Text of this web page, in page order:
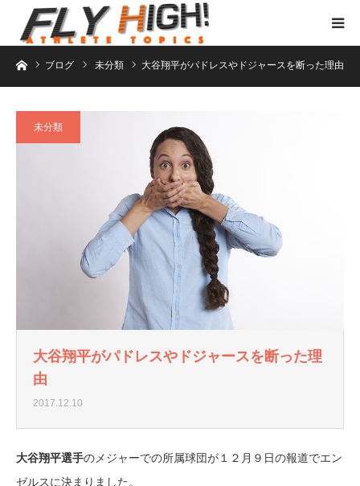
ホームブログ 未分類 大谷翔平がパドレスやドジャースを断った理由
未分類
大谷翔平がパドレスやドジャースを断った理
由
2017.12.10
大谷翔平選手のメジャーでの所属球団が１２月９日の報道でエン
ゼルスに決まりました。